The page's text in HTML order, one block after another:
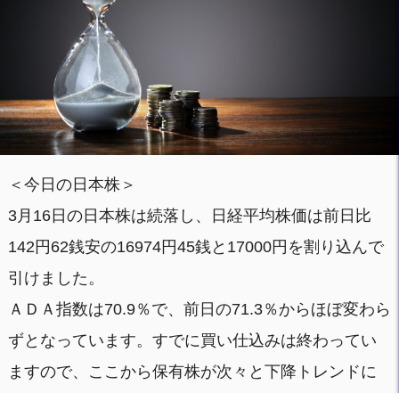
＜今日の日本株＞
3月16日の日本株は続落し、日経平均株価は前日比
142円62銭安の16974円45銭と17000円を割り込んで
引けました。
ＡＤＡ指数は70.9％で、前日の71.3％からほぼ変わら
ずとなっています。すでに買い仕込みは終わってい
ますので、ここから保有株が次々と下降トレンドに